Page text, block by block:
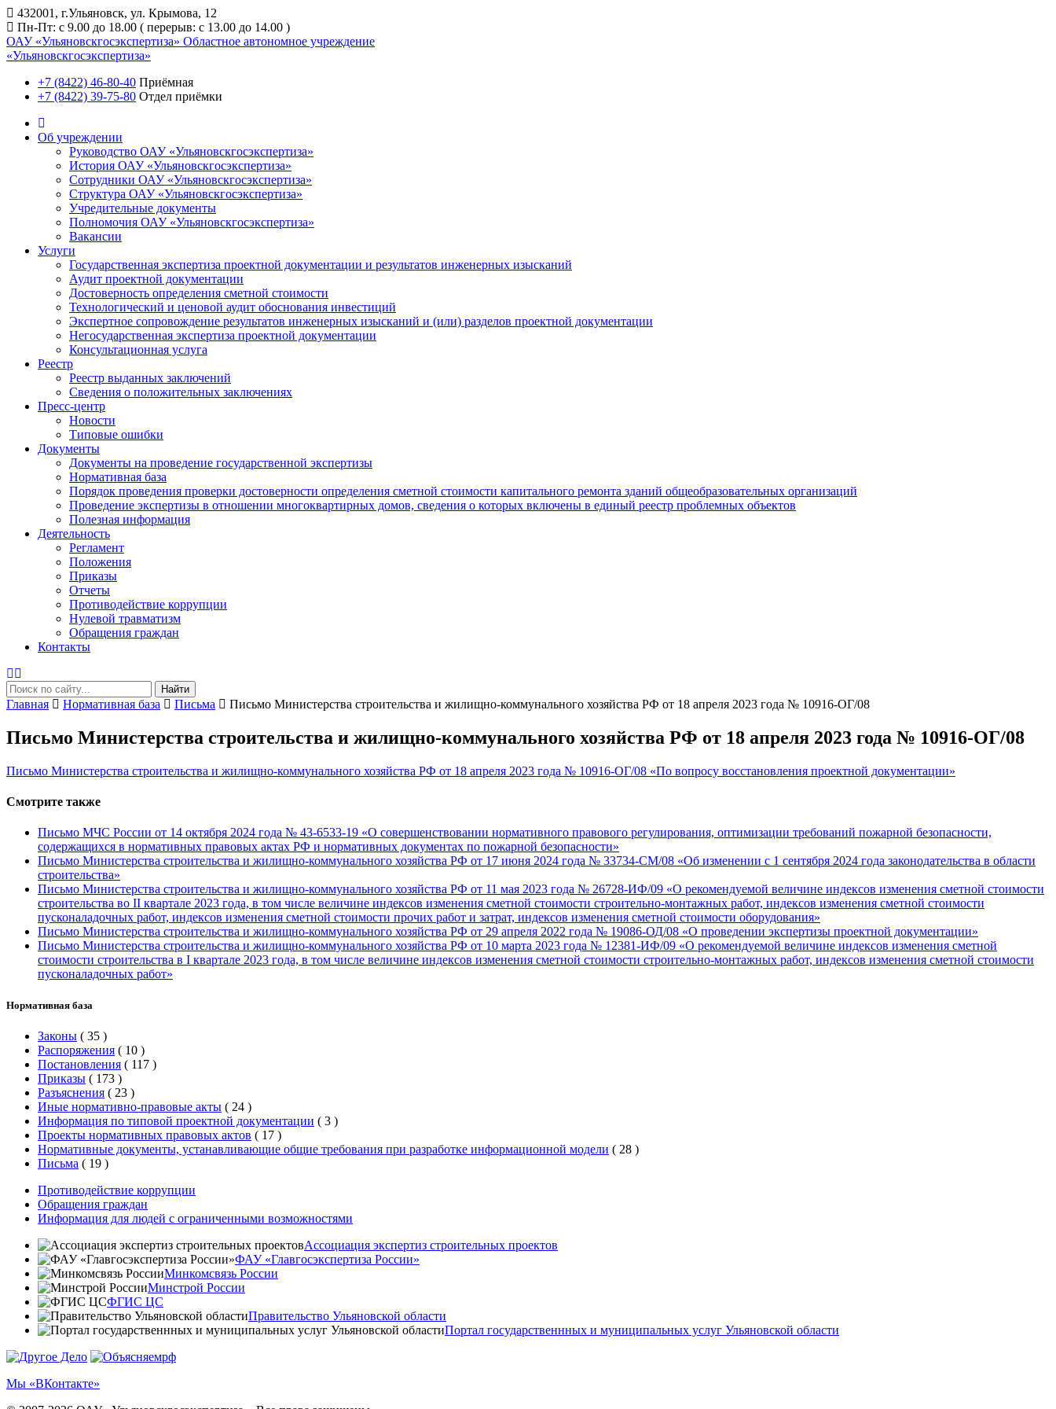
432001, г.Ульяновск, ул. Крымова, 12
Пн-Пт: с 9.00 до 18.00 ( перерыв: с 13.00 до 14.00 )
ОАУ «Ульяновскгосэкспертиза» Областное автономное учреждение
«Ульяновскгосэкспертиза»
+7 (8422) 46-80-40 Приёмная
+7 (8422) 39-75-80 Отдел приёмки
Об учреждении
Руководство ОАУ «Ульяновскгосэкспертиза»
История ОАУ «Ульяновскгосэкспертиза»
Сотрудники ОАУ «Ульяновскгосэкспертиза»
Структура ОАУ «Ульяновскгосэкспертиза»
Учредительные документы
Полномочия ОАУ «Ульяновскгосэкспертиза»
Вакансии
Услуги
Государственная экспертиза проектной документации и результатов инженерных изысканий
Аудит проектной документации
Достоверность определения сметной стоимости
Технологический и ценовой аудит обоснования инвестиций
Экспертное сопровождение результатов инженерных изысканий и (или) разделов проектной документации
Негосударственная экспертиза проектной документации
Консультационная услуга
Реестр
Реестр выданных заключений
Сведения о положительных заключениях
Пресс-центр
Новости
Типовые ошибки
Документы
Документы на проведение государственной экспертизы
Нормативная база
Порядок проведения проверки достоверности определения сметной стоимости капитального ремонта зданий общеобразовательных организаций
Проведение экспертизы в отношении многоквартирных домов, сведения о которых включены в единый реестр проблемных объектов
Полезная информация
Деятельность
Регламент
Положения
Приказы
Отчеты
Противодействие коррупции
Нулевой травматизм
Обращения граждан
Контакты
Найти
Главная Нормативная база Письма Письмо Министерства строительства и жилищно-коммунального хозяйства РФ от 18 апреля 2023 года № 10916-ОГ/08
Письмо Министерства строительства и жилищно-коммунального хозяйства РФ от 18 апреля 2023 года № 10916-ОГ/08
Письмо Министерства строительства и жилищно-коммунального хозяйства РФ от 18 апреля 2023 года № 10916-ОГ/08 «По вопросу восстановления проектной документации»
Смотрите также
Письмо МЧС России от 14 октября 2024 года № 43-6533-19 «О совершенствовании нормативного правового регулирования, оптимизации требований пожарной безопасности,
содержащихся в нормативных правовых актах РФ и нормативных документах по пожарной безопасности»
Письмо Министерства строительства и жилищно-коммунального хозяйства РФ от 17 июня 2024 года № 33734-СМ/08 «Об изменении с 1 сентября 2024 года законодательства в области
строительства»
Письмо Министерства строительства и жилищно-коммунального хозяйства РФ от 11 мая 2023 года № 26728-ИФ/09 «О рекомендуемой величине индексов изменения сметной стоимости
строительства во II квартале 2023 года, в том числе величине индексов изменения сметной стоимости строительно-монтажных работ, индексов изменения сметной стоимости
пусконаладочных работ, индексов изменения сметной стоимости прочих работ и затрат, индексов изменения сметной стоимости оборудования»
Письмо Министерства строительства и жилищно-коммунального хозяйства РФ от 29 апреля 2022 года № 19086-ОД/08 «О проведении экспертизы проектной документации»
Письмо Министерства строительства и жилищно-коммунального хозяйства РФ от 10 марта 2023 года № 12381-ИФ/09 «О рекомендуемой величине индексов изменения сметной
стоимости строительства в I квартале 2023 года, в том числе величине индексов изменения сметной стоимости строительно-монтажных работ, индексов изменения сметной стоимости
пусконаладочных работ»
Нормативная база
Законы ( 35 )
Распоряжения ( 10 )
Постановления ( 117 )
Приказы ( 173 )
Разъяснения ( 23 )
Иные нормативно-правовые акты ( 24 )
Информация по типовой проектной документации ( 3 )
Проекты нормативных правовых актов ( 17 )
Нормативные документы, устанавливающие общие требования при разработке информационной модели ( 28 )
Письма ( 19 )
Противодействие коррупции
Обращения граждан
Информация для людей с ограниченными возможностями
Ассоциация экспертиз строительных проектов
ФАУ «Главгосэкспертиза России»
Минкомсвязь России
Минстрой России
ФГИС ЦС
Правительство Ульяновской области
Портал государственнных и муниципальных услуг Ульяновской области
Мы «ВКонтакте»